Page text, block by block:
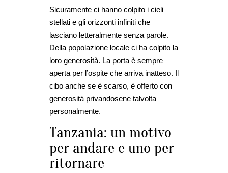
Sicuramente ci hanno colpito i cieli
stellati e gli orizzonti infiniti che
lasciano letteralmente senza parole.
Della popolazione locale ci ha colpito la
loro generosità. La porta è sempre
aperta per l’ospite che arriva inatteso. Il
cibo anche se è scarso, è offerto con
generosità privandosene talvolta
personalmente.
Tanzania: un motivo
per andare e uno per
ritornare